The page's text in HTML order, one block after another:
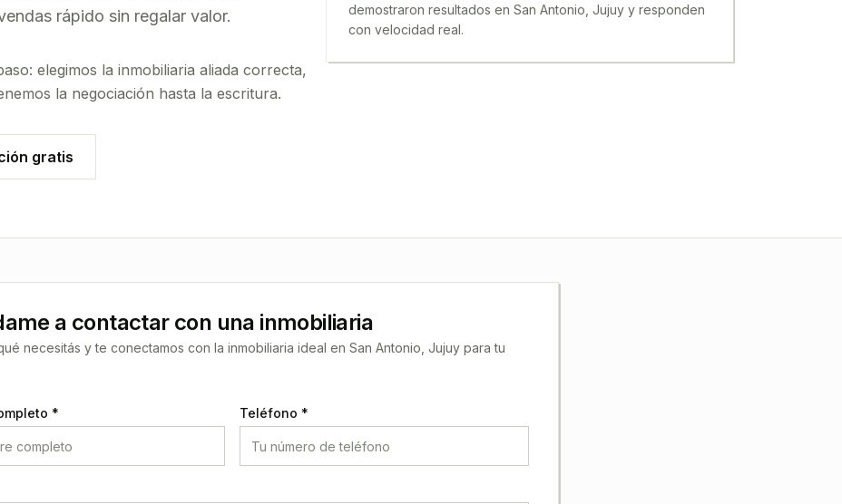
rápido sin regalar valor.
elegimos la inmobiliaria aliada correcta,
la negociación hasta la escritura.
gratis
demostraron resultados en San Antonio, Jujuy y responden
con velocidad real.
a contactar con una inmobiliaria
necesitás y te conectamos con la inmobiliaria ideal en San Antonio, Jujuy para tu
* Teléfono *